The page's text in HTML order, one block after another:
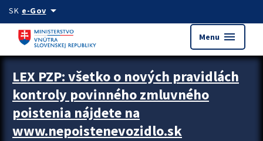
Preskocit na hlavný obsah
SK e-Govarrow_drop_down
Menu menu
Zastavit automatický posun upútavok
LEX PZP: všetko o nových pravidlách
kontroly povinného zmluvného
poistenia nájdete na
www.nepoistenevozidlo.sk